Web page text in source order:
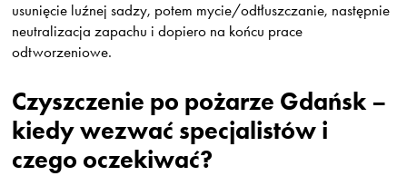
usunięcie luźnej sadzy, potem mycie/odtłuszczanie, następnie
neutralizacja zapachu i dopiero na końcu prace
odtworzeniowe.
Czyszczenie po pożarze Gdańsk –
kiedy wezwać specjalistów i
czego oczekiwać?